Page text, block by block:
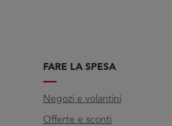
FARE LA SPESA
Negozi e volantini
Offerte e sconti